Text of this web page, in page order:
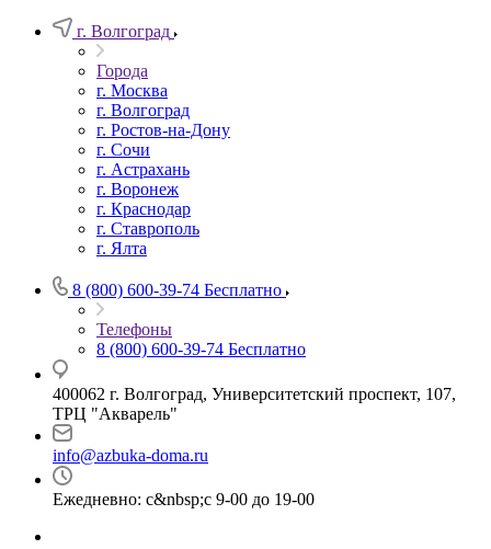
г. Волгоград
Города
г. Москва
г. Волгоград
г. Ростов-на-Дону
г. Сочи
г. Астрахань
г. Воронеж
г. Краснодар
г. Ставрополь
г. Ялта
8 (800) 600-39-74 Бесплатно
Телефоны
8 (800) 600-39-74 Бесплатно
400062 г. Волгоград, Университетский проспект, 107,
ТРЦ "Акварель"
info@azbuka-doma.ru
Ежедневно: с&nbsp;с 9-00 до 19-00